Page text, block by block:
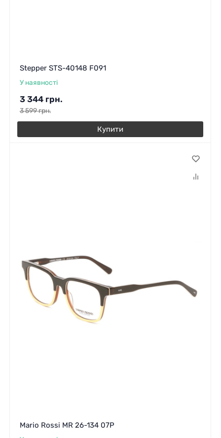
Stepper STS-40148 F091
У наявності
3 344 грн.
3 599грн.
Купити
Mario Rossi MR 26-134 07P